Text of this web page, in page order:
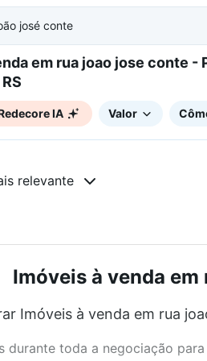
IA Valor
relevante
Imóveis à venda
Imóveis à venda em rua
durante toda a negociação